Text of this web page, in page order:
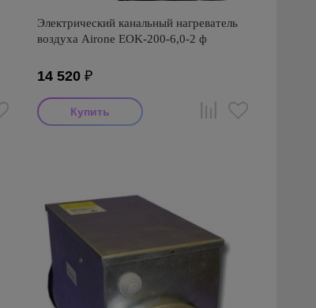
Электрический канальный нагреватель
воздуха Airone EOK-200-6,0-2 ф
14 520 ₽